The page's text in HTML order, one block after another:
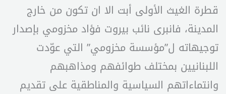
قطرة الغيث الأولى أبت الا ان تكون من خارج
المدينة، فانبرى نائب بيروت فؤاد مخزومي بإصدار
توجيهاته ل”مؤسسة مخزومي” التي عوّدت
اللبنانيين بمختلف طوائفهم ومذاهبهم
وانتماءاتهم السياسية والمناطقية على تقديم